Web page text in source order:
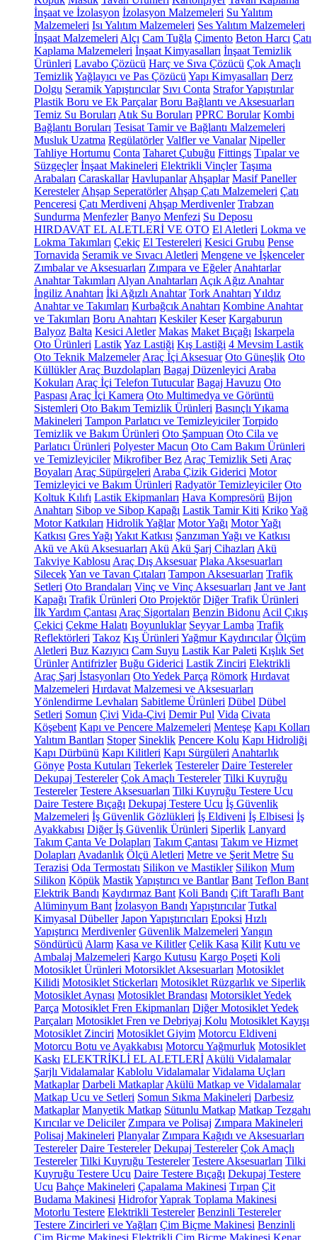
İnşaat ve İzolasyon İzolasyon Malzemeleri Su Yalıtım
Malzemeleri Isı Yalıtım Malzemeleri Ses Yalıtım Malzemeleri
İnşaat Malzemeleri Alçı Cam Tuğla Çimento Beton Harcı Çatı
Kaplama Malzemeleri İnşaat Kimyasalları İnşaat Temizlik
Ürünleri Lavabo Çözücü Harç ve Sıva Çözücü Çok Amaçlı
TemizlikYağlayıcı ve Pas Çözücü Yapı Kimyasalları Derz
Dolgu Seramik Yapıştırıcılar Sıvı Conta Strafor Yapıştırılar
Plastik Boru ve Ek Parçalar Boru Bağlantı ve Aksesuarları
Temiz Su Boruları Atık Su Boruları PPRC Borular Kombi
Bağlantı Boruları Tesisat Tamir ve Bağlantı Malzemeleri
Musluk Uzatma Regülatörler Valfler ve Vanalar Nipeller
Tahliye Hortumu Conta Taharet Çubuğu Fittings Tıpalar ve
Süzgeçler İnşaat Makineleri Elektrikli Vinçler Taşıma
Arabaları Caraskallar Havlupanlar Ahşaplar Masif Paneller
Keresteler Ahşap Seperatörler Ahşap Çatı Malzemeleri Çatı
Penceresi Çatı Merdiveni Ahşap Merdivenler Trabzan
Sundurma Menfezler Banyo Menfezi Su Deposu
HIRDAVAT EL ALETLERİ VE OTO El Aletleri Lokma ve
Lokma Takımları Çekiç El Testereleri Kesici Grubu Pense
Tornavida Seramik ve Sıvacı Aletleri Mengene ve İşkenceler
Zımbalar ve Aksesuarları Zımpara ve Eğeler Anahtarlar
Anahtar Takımları Alyan Anahtarları Açık Ağız Anahtar
İngiliz Anahtarı İki Ağızlı Anahtar Tork Anahtarı Yıldız
Anahtar ve Takımları Kurbağcık Anahtarı Kombine Anahtar
ve Takımları Boru Anahtarı Keskiler Keser Kargaburun
Balyoz Balta Kesici Aletler Makas Maket Bıçağı Iskarpela
Oto Ürünleri LastikYaz Lastiği Kış Lastiği 4 Mevsim Lastik
Oto Teknik Malzemeler Araç İçi Aksesuar Oto Güneşlik Oto
Küllükler Araç Buzdolapları Bagaj Düzenleyici Araba
Kokuları Araç İçi Telefon Tutucular Bagaj Havuzu Oto
Paspası Araç İçi Kamera Oto Multimedya ve Görüntü
Sistemleri Oto Bakım Temizlik Ürünleri Basınçlı Yıkama
Makineleri Tampon Parlatıcı ve Temizleyiciler Torpido
Temizlik ve Bakım Ürünleri Oto Şampuan Oto Cila ve
Parlatıcı Ürünleri Polyester Macun Oto Cam Bakım Ürünleri
ve Temizleyiciler Mikrofiber Bez Araç Temizlik Seti Araç
Boyaları Araç Süpürgeleri Araba Çizik Giderici Motor
Temizleyici ve Bakım Ürünleri Radyatör Temizleyiciler Oto
Koltuk Kılıfı Lastik Ekipmanları Hava Kompresörü Bijon
Anahtarı Sibop ve Sibop Kapağı Lastik Tamir Kiti KrikoYağ
Motor Katkıları Hidrolik Yağlar Motor Yağı Motor Yağı
Katkısı Gres Yağı Yakıt Katkısı Şanzıman Yağı ve Katkısı
Akü ve Akü Aksesuarları Akü Akü Şarj Cihazları Akü
Takviye Kablosu Araç Dış Aksesuar Plaka Aksesuarları
SilecekYan ve Tavan Çıtaları Tampon Aksesuarları Trafik
Setleri Oto Brandaları Vinç ve Vinç Aksesuarları Jant ve Jant
Kapağı Trafik Ürünleri Oto Projektör Diğer Trafik Ürünleri
İlk Yardım Çantası Araç Sigortaları Benzin Bidonu Acil Çıkış
Çekici Çekme Halatı Boyunluklar Seyyar Lamba Trafik
Reflektörleri Takoz Kış Ürünleri Yağmur Kaydırıcılar Ölçüm
Aletleri Buz Kazıyıcı Cam Suyu Lastik Kar Paleti Kışlık Set
Ürünler Antifrizler Buğu Giderici Lastik Zinciri Elektrikli
Araç Şarj İstasyonları Oto Yedek Parça Römork Hırdavat
Malzemeleri Hırdavat Malzemesi ve Aksesuarları
Yönlendirme Levhaları Sabitleme Ürünleri Dübel Dübel
Setleri Somun Çivi Vida-Çivi Demir Pul Vida Civata
Köşebent Kapı ve Pencere Malzemeleri Menteşe Kapı Kolları
Yalıtım Bantları Stoper Sineklik Pencere Kolu Kapı Hidroliği
Kapı Dürbünü Kapı Kilitleri Kapı Sürgüleri Anahtarlık
Gönye Posta Kutuları Tekerlek Testereler Daire Testereler
Dekupaj Testereler Çok Amaçlı Testereler Tilki Kuyruğu
Testereler Testere Aksesuarları Tilki Kuyruğu Testere Ucu
Daire Testere Bıçağı Dekupaj Testere Ucu İş Güvenlik
Malzemeleri İş Güvenlik Gözlükleri İş Eldiveni İş Elbisesi İş
Ayakkabısı Diğer İş Güvenlik Ürünleri Siperlik Lanyard
Takım Çanta Ve Dolapları Takım Çantası Takım ve Hizmet
Dolapları Avadanlık Ölçü Aletleri Metre ve Şerit Metre Su
Terazisi Oda Termostatı Silikon ve Mastikler Silikon Mum
Silikon Köpük MastikYapıştırıcı ve Bantlar Bant Teflon Bant
Elektrik Bandı Kaydırmaz Bant Koli Bandı Çift Taraflı Bant
Alüminyum Bant İzolasyon Bandı Yapıştırıcılar Tutkal
Kimyasal Dübeller Japon Yapıştırıcıları Epoksi Hızlı
Yapıştırıcı Merdivenler Güvenlik Malzemeleri Yangın
Söndürücü Alarm Kasa ve Kilitler Çelik Kasa Kilit Kutu ve
Ambalaj Malzemeleri Kargo Kutusu Kargo Poşeti Koli
Motosiklet Ürünleri Motorsiklet Aksesuarları Motosiklet
Kilidi Motosiklet Stickerları Motosiklet Rüzgarlık ve Siperlik
Motosiklet Aynası Motosiklet Brandası Motorsiklet Yedek
Parça Motosiklet Fren Ekipmanları Diğer Motosiklet Yedek
Parçaları Motosiklet Fren ve Debriyaj Kolu Motosiklet Kayışı
Motosiklet Zinciri Motosiklet Giyim Motorcu Eldiveni
Motorcu Botu ve Ayakkabısı Motorcu Yağmurluk Motosiklet
Kaskı ELEKTRİKLİ EL ALETLERİ Akülü Vidalamalar
Şarjlı Vidalamalar Kablolu Vidalamalar Vidalama Uçları
Matkaplar Darbeli Matkaplar Akülü Matkap ve Vidalamalar
Matkap Ucu ve Setleri Somun Sıkma Makineleri Darbesiz
Matkaplar Manyetik Matkap Sütunlu Matkap Matkap Tezgahı
Kırıcılar ve Deliciler Zımpara ve Polisaj Zımpara Makineleri
Polisaj Makineleri Planyalar Zımpara Kağıdı ve Aksesuarları
Testereler Daire Testereler Dekupaj Testereler Çok Amaçlı
Testereler Tilki Kuyruğu Testereler Testere Aksesuarları Tilki
Kuyruğu Testere Ucu Daire Testere Bıçağı Dekupaj Testere
Ucu Bahçe Makineleri Çapalama Makinesi Tırpan Çit
Budama Makinesi HidroforYaprak Toplama Makinesi
Motorlu Testere Elektrikli Testereler Benzinli Testereler
Testere Zincirleri ve Yağları Çim Biçme Makinesi Benzinli
Çim Biçme Makinesi Elektrikli Çim Biçme Makinesi Kenar